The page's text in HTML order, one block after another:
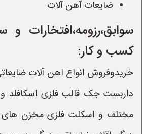
ضایعات آهن آلات
سوابق،رزومه،افتخارات
کسب و کار:
خریدوفروش انواع اهن آلات
داربست جک قالب فلزی اسکافلد
مختلف و اسکلت فلزی مخزن های